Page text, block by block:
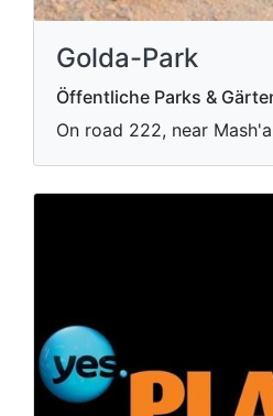
Golda-Park
Öffentliche Parks &
On road 222, near